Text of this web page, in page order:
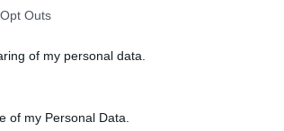
Outs
of my personal data.
of my Personal Data.